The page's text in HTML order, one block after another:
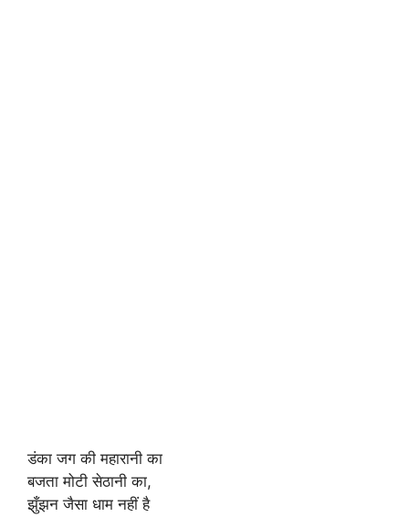
डंका जग की महारानी का
बजता मोटी सेठानी का,
झुँझन जैसा धाम नहीं है